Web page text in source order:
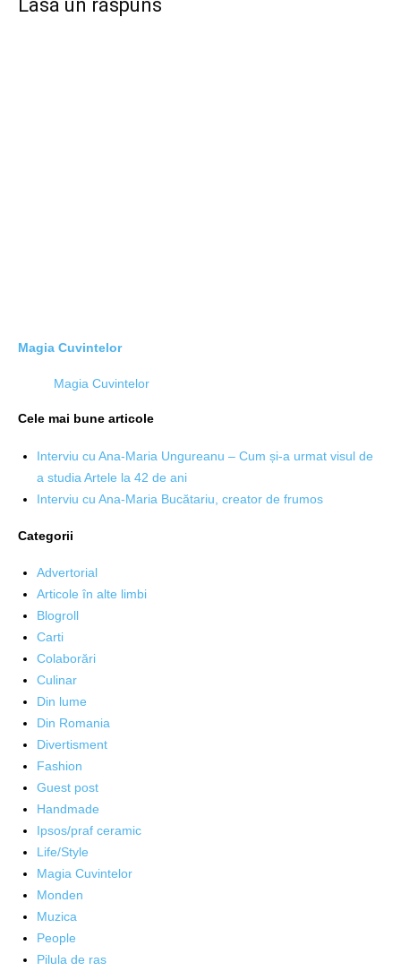
Lasă un răspuns
Magia Cuvintelor
Magia Cuvintelor
Cele mai bune articole
Interviu cu Ana-Maria Ungureanu – Cum și-a urmat visul de
a studia Artele la 42 de ani
Interviu cu Ana-Maria Bucătariu, creator de frumos
Categorii
Advertorial
Articole în alte limbi
Blogroll
Carti
Colaborări
Culinar
Din lume
Din Romania
Divertisment
Fashion
Guest post
Handmade
Ipsos/praf ceramic
Life/Style
Magia Cuvintelor
Monden
Muzica
People
Pilula de ras